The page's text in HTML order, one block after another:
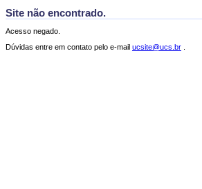
Site não encontrado.
Acesso negado.
Dúvidas entre em contato pelo e-mail ucsite@ucs.br